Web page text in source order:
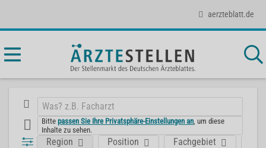
aerzteblatt.de
Bittepassen Sie Ihre Privatsphäre-Einstellungen an , um diese
Inhalte zu sehen.
Position Fachgebiet
Region